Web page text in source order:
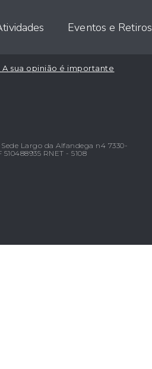
Eventos e Retiros
sua opinião é importante
Largo da Alfandega n4 7330-
RNET - 5108